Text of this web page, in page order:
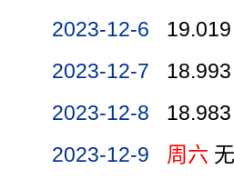
2023-12-6
19.019
2023-12-7
18.993
2023-12-8
18.983
2023-12-9
周六 无